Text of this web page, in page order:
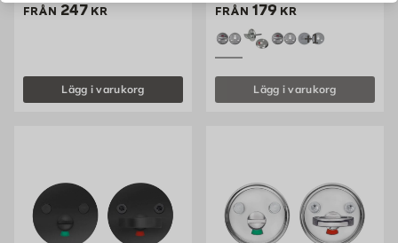
FRÅN Pris 247 kr
247 KR
Lägg i varukorg
FRÅN Pris 179 kr
179 KR
+1
Lägg i varukorg